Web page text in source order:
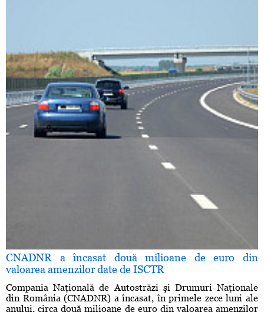
CNADNR a încasat două milioane de euro din
valoarea amenzilor date de ISCTR
Compania Naţională de Autostrăzi şi Drumuri Naţionale
din România (CNADNR) a încasat, în primele zece luni ale
anului, circa două milioane de euro din valoarea amenzilor